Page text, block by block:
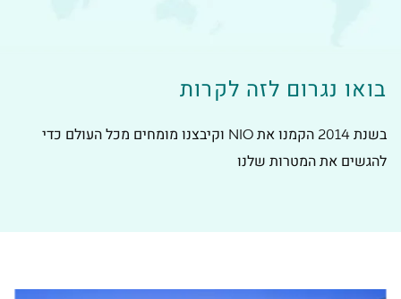
בואו נגרום לזה לקרות
בשנת 2014 הקמנו את NIO וקיבצנו מומחים מכל העולם כדי
להגשים את המטרות שלנו